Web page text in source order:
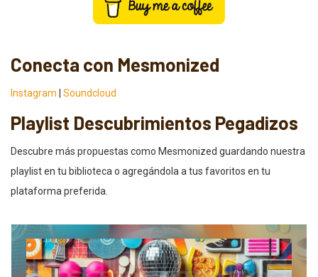
Conecta con Mesmonized
Instagram Soundcloud
Playlist Descubrimientos Pegadizos
Descubre más propuestas como Mesmonized guardando nuestra
playlist en tu biblioteca o agregándola a tus favoritos en tu
plataforma preferida.